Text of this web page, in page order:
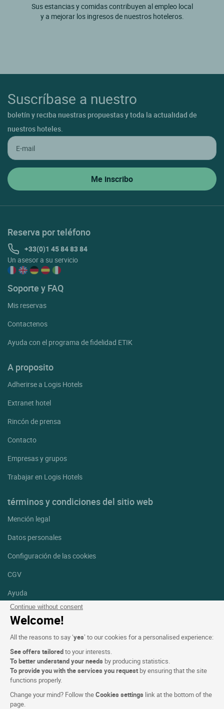
Continue without consent
Welcome!
All the reasons to say ‘yes’ to our cookies for a personalised experience:
See offers tailoredto your interests.
To better understand your needs by producing statistics.
To provide you with the services you request by ensuring that the site
functions properly.
Change your mind? Follow theCookies settings link at the bottom of the
page.
Sus estancias y comidas contribuyen al empleo local
y a mejorar los ingresos de nuestros hoteleros.
Suscríbase a nuestro
boletín y reciba nuestras propuestas y toda la actualidad de
nuestros hoteles.
Reserva por teléfono
+33(0)1 45 84 83 84
Un asesor a su servicio
Soporte y FAQ
Mis reservas
Contactenos
Ayuda con el programa de fidelidad ETIK
A proposito
Adherirse a Logis Hotels
Extranet hotel
Rincón de prensa
Contacto
Empresas y grupos
Trabajar en Logis Hotels
términos y condiciones del sitio web
Mención legal
Datos personales
Configuración de las cookies
CGV
Ayuda
Mapa del sitio
fotografías
Síguenos
Facebook
Instagram
Linkedin